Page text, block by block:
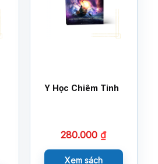
Y Học Chiêm Tinh
280.000₫
Xem sách